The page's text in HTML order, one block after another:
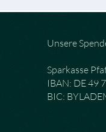
Unsere
Sparkasse
IBAN: DE 49
BIC: